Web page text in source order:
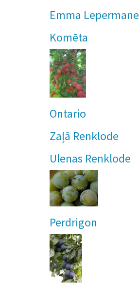
Emma Lepermane
Komēta
Ontario
Zaļā Renklode
Ulenas Renklode
Perdrigon